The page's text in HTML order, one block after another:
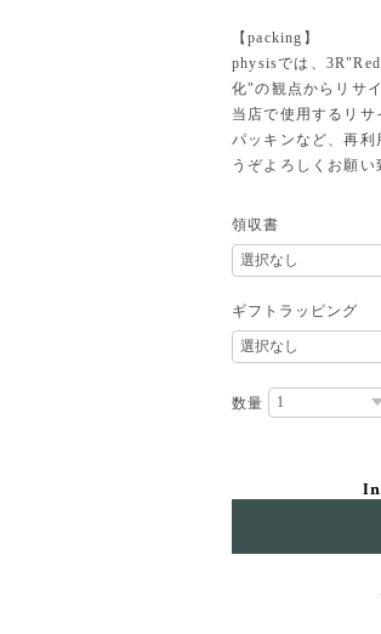
【packing】
physisでは、
化"の観点からリサ
当店で使用するリ
パッキンなど、再
うぞよろしくお願い
領収書
ギフトラッピング
数量